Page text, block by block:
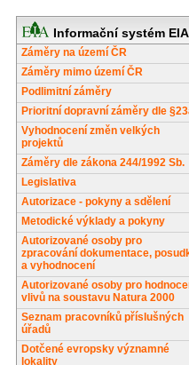
Informační systém EIA
Záměry na území ČR
Záměry mimo území ČR
Podlimitní záměry
Prioritní dopravní záměry dle
Vyhodnocení změn velkých
projektů
Záměry dle zákona 244/1992 Sb.
Legislativa
Autorizace - pokyny a sdělení
Metodické výklady a pokyny
Autorizované osoby pro
zpracování dokumentace,
a vyhodnocení
Autorizované osoby pro
vlivů na soustavu Natura 2000
Seznam pracovníků příslušných
úřadů
Dotčené evropsky významné
lokality